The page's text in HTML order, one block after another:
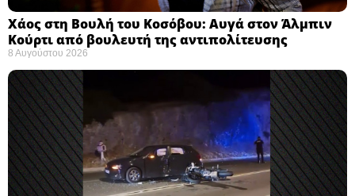
Χάος στη Βουλή του Κοσόβου: Αυγά στον Άλμπιν
Κούρτι από βουλευτή της αντιπολίτευσης
8 Αυγούστου 2026